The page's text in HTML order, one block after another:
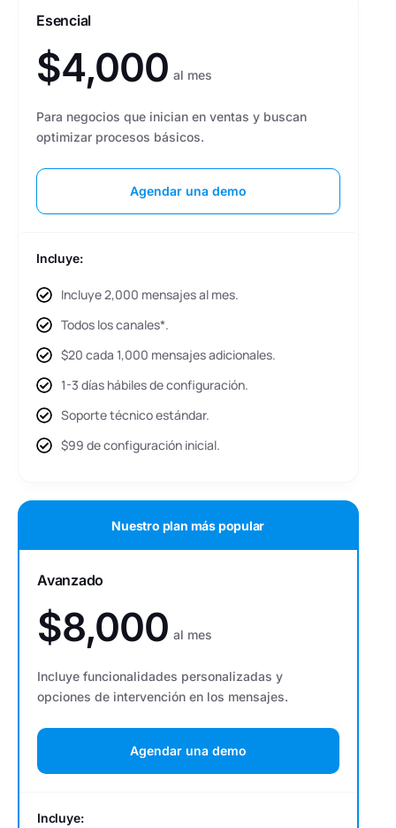
Esencial
$4,000 al mes
Para negocios que inician en ventas y buscan
optimizar procesos básicos.
Agendar una demo
Incluye:
Incluye 2,000 mensajes al mes.
Todos los canales*.
$20 cada 1,000 mensajes adicionales.
1-3 días hábiles de configuración.
Soporte técnico estándar.
$99 de configuración inicial.
Nuestro plan más popular
Avanzado
$8,000 al mes
Incluye funcionalidades personalizadas y
opciones de intervención en los mensajes.
Agendar una demo
Incluye: